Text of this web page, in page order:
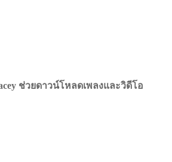
ช่วยดาวน์โหลดเพลงและวิดีโอ